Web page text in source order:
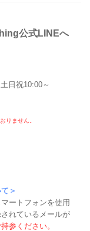
公式LINEへ
日祝10:00～
りません。
＞
ートフォンを使用
れているメールが
参ください。